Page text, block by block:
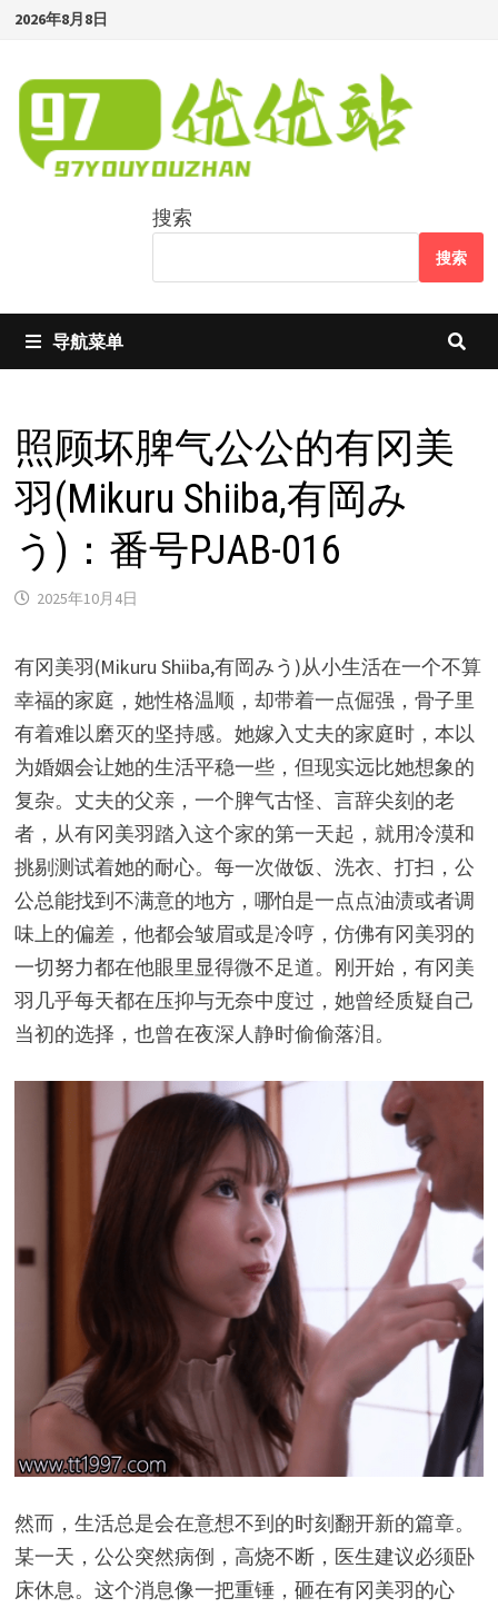
Skip
content
2026年8月8日
搜索
搜索
导航菜单
照顾坏脾气公公的有冈美
羽(Mikuru Shiiba,有岡み
う)：番号PJAB-016
2025年10月4日
有冈美羽(Mikuru Shiiba,有岡みう)从小生活在一个不算
幸福的家庭，她性格温顺，却带着一点倔强，骨子里
有着难以磨灭的坚持感。她嫁入丈夫的家庭时，本以
为婚姻会让她的生活平稳一些，但现实远比她想象的
复杂。丈夫的父亲，一个脾气古怪、言辞尖刻的老
者，从有冈美羽踏入这个家的第一天起，就用冷漠和
挑剔测试着她的耐心。每一次做饭、洗衣、打扫，公
公总能找到不满意的地方，哪怕是一点点油渍或者调
味上的偏差，他都会皱眉或是冷哼，仿佛有冈美羽的
一切努力都在他眼里显得微不足道。刚开始，有冈美
羽几乎每天都在压抑与无奈中度过，她曾经质疑自己
当初的选择，也曾在夜深人静时偷偷落泪。
然而，生活总是会在意想不到的时刻翻开新的篇章。
某一天，公公突然病倒，高烧不断，医生建议必须卧
床休息。这个消息像一把重锤，砸在有冈美羽的心